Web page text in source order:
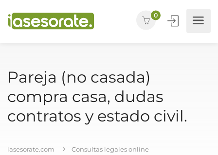
0
Pareja (no casada)
compra casa, dudas
contratos y estado civil.
iasesorate.com
Consultas legales online